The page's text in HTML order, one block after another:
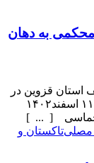
به دهان
استان قزوین در
پاسداشت حضور آگاهانه ملت در انتخابات ۱۱ اسفند۱۴۰۲
حماسی [ ... ]